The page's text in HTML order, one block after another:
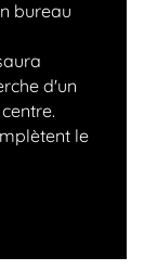
bureau
d'un
le